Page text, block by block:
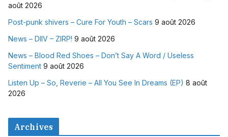
août 2026
Post-punk shivers – Cure For Youth – Scars 9 août 2026
News – DIIV – ZIRP! 9 août 2026
News – Blood Red Shoes – Don’t Say A Word / Useless
Sentiment 9 août 2026
Listen Up – So, Reverie – All You See In Dreams (EP) 8 août
2026
Archives